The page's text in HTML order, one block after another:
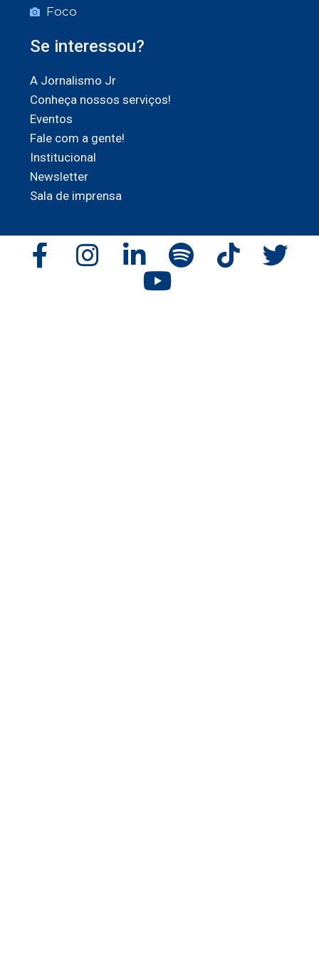
Foco
Se interessou?
A Jornalismo Jr
Conheça nossos serviços!
Eventos
Fale com a gente!
Institucional
Newsletter
Sala de imprensa